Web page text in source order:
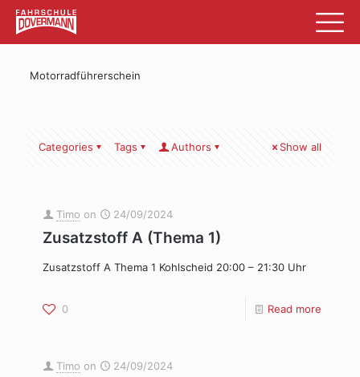
Motorradführerschein
Categories Tags Authors Show all
Timo on 24/09/2024
Zusatzstoff A (Thema 1)
Zusatzstoff A Thema 1 Kohlscheid 20:00 – 21:30 Uhr
0 Read more
Timo on 24/09/2024